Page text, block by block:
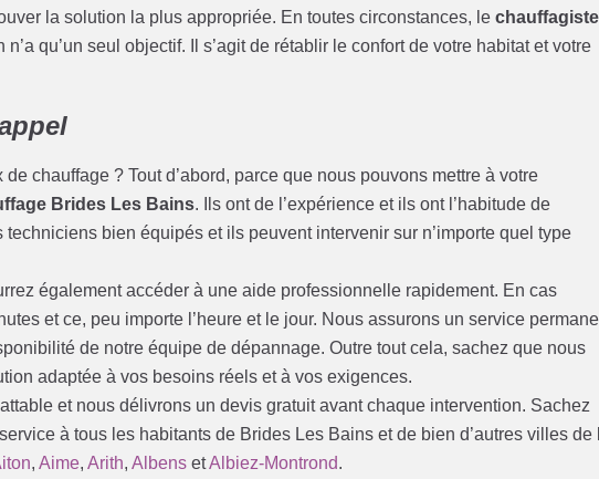
la solution la plus appropriée. En toutes circonstances, lechauffagiste
qu’un seul objectif. Il s’agit de rétablir le confort de votre habitat et votre
chauffage ? Tout d’abord, parce que nous pouvons mettre à votre
Brides Les Bains. Ils ont de l’expérience et ils ont l’habitude de
bien équipés et ils peuvent intervenir sur n’importe quel type
également accéder à une aide professionnelle rapidement. En cas
et ce, peu importe l’heure et le jour. Nous assurons un service
de notre équipe de dépannage. Outre tout cela, sachez que nous
adaptée à vos besoins réels et à vos exigences.
et nous délivrons un devis gratuit avant chaque intervention. Sachez
à tous les habitants de Brides Les Bains et de bien d’autres villes de
,Aime,Arith,Albens etAlbiez-Montrond.